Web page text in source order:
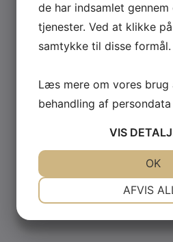
de har indsamlet
tjenester. Ved at klikke
samtykke til disse formål.
Læs mere om vores brug
behandling af persondata
VIS
AFVIS
OK